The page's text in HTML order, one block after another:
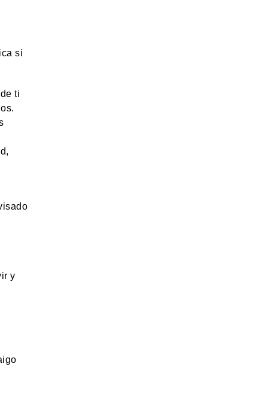
si
ti
y